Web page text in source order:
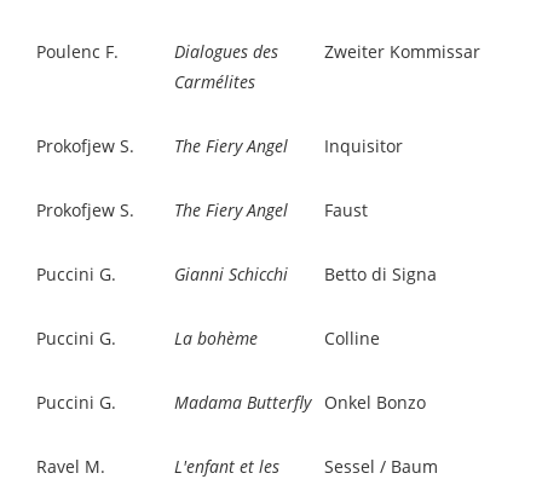
Poulenc F.
Dialogues des
Carmélites
Zweiter Kommissar
Prokofjew S. The Fiery Angel Inquisitor
Prokofjew S. The Fiery Angel Faust
Puccini G. Gianni Schicchi Betto di Signa
Puccini G. La bohème Colline
Puccini G. Madama Butterfly Onkel Bonzo
Ravel M.
L'enfant et les
Sessel / Baum